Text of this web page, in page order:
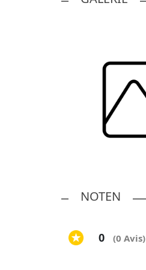
NOTEN
0 (0 Avis)